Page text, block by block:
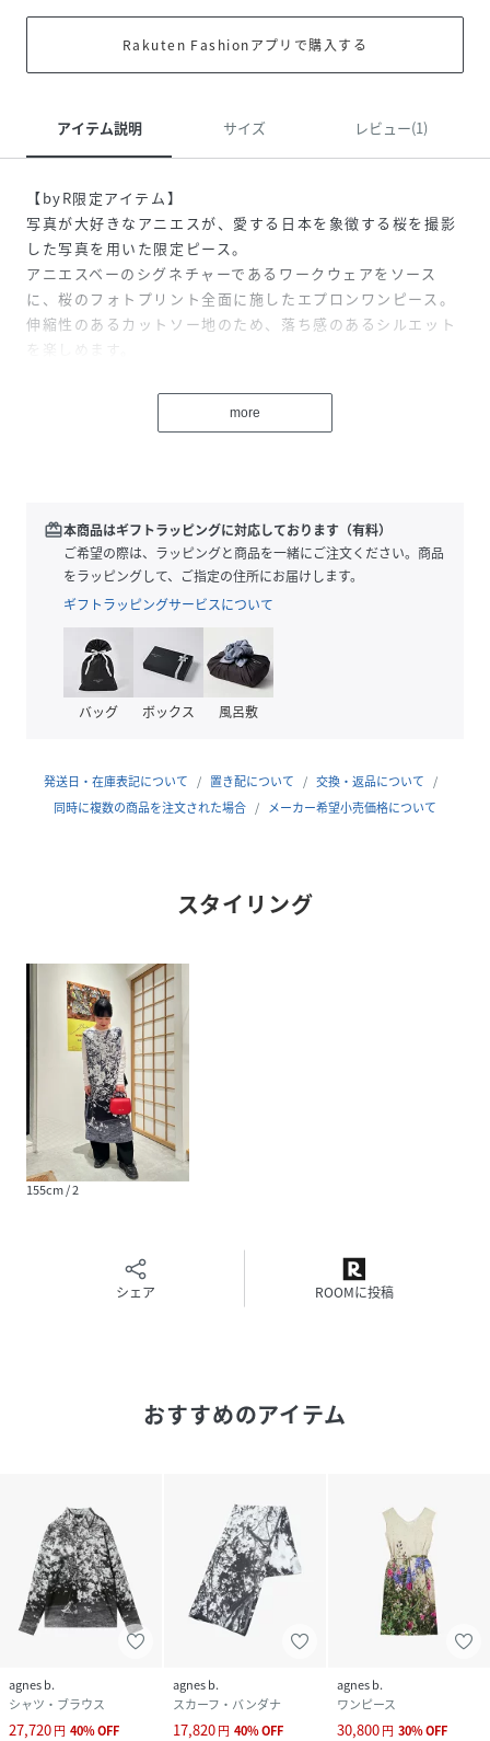
Rakuten Fashionアプリで購入する
アイテム説明 サイズ レビュー(1)
【byR限定アイテム】
写真が大好きなアニエスが、愛する日本を象徴する桜を撮影
した写真を用いた限定ピース。
アニエスベーのシグネチャーであるワークウェアをソース
に、桜のフォトプリント全面に施したエプロンワンピース。
伸縮性のあるカットソー地のため、落ち感のあるシルエット
を楽しめます。
キャンバスとして服を使うことにしました。
Tシャツやスカート、ワンピースにプリントされたフォトプ
リントシリーズは、毎シーズンコレクションに登場する象徴
的なアイテムです。
アニエスは実際に服の全面に写真が施された様子を思い浮か
べながら撮影をしています。
※商品にアテンションカードや品質表示タグが付属している
実寸情報
2(M)
原産国 ポルトガル
レーヨン95%、 ポリウレタン5%
2
QZ2140_QF82NZ350000
(QF82NZ350000-000-2 QZ2140
more
redeem本商品はギフトラッピングに対応しております（有料）
ご希望の際は、ラッピングと商品を一緒にご注文ください。商品
をラッピングして、ご指定の住所にお届けします。
ギフトラッピングサービスについて
バッグ ボックス 風呂敷
発送日・在庫表記について 置き配について
交換・返品について
同時に複数の商品を注文された場合
メーカー希望小売価格について
スタイリング
155cm / 2
シェア ROOMに投稿
おすすめのアイテム
agnes b.
シャツ・ブラウス
27,720円 40%OFF
agnes b.
スカーフ・バンダナ
17,820円 40%OFF
agnes b.
ワンピース
30,800円 30%OFF